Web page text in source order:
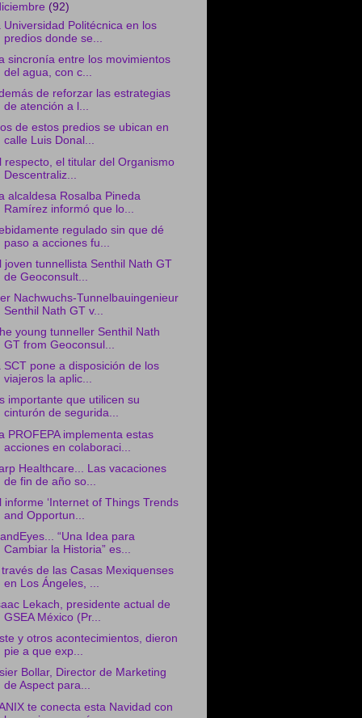
(92)
Universidad Politécnica en los
predios donde se...
sincronía entre los movimientos
del agua, con c...
de reforzar las estrategias
de atención a l...
de estos predios se ubican en
calle Luis Donal...
respecto, el titular del Organismo
Descentraliz...
alcaldesa Rosalba Pineda
Ramírez informó que lo...
regulado sin que dé
paso a acciones fu...
joven tunnellista Senthil Nath GT
de Geoconsult...
Nachwuchs-Tunnelbauingenieur
Senthil Nath GT v...
young tunneller Senthil Nath
GT from Geoconsul...
SCT pone a disposición de los
viajeros la aplic...
importante que utilicen su
cinturón de segurida...
PROFEPA implementa estas
acciones en colaboraci...
Healthcare... Las vacaciones
de fin de año so...
informe ‘Internet of Things Trends
and Opportun...
“Una Idea para
Cambiar la Historia” es...
de las Casas Mexiquenses
en Los Ángeles, ...
Lekach, presidente actual de
GSEA México (Pr...
y otros acontecimientos, dieron
pie a que exp...
Bollar, Director de Marketing
de Aspect para...
te conecta esta Navidad con